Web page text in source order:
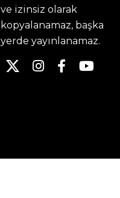
ve izinsiz olarak
kopyalanamaz, başka
yerde yayınlanamaz.